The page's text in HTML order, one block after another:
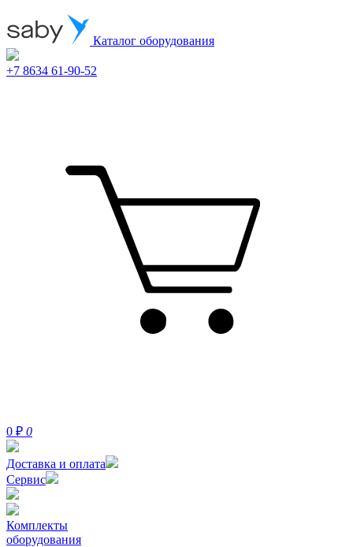
Каталог оборудования
+7 8634 61-90-52
0 ₽ 0
Доставка и оплата
Сервис
Комплекты
оборудования